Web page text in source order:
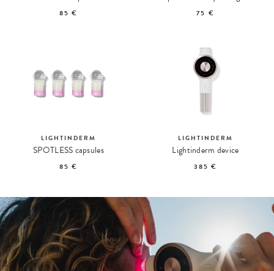
85 € 75 €
LIGHTINDERM
SPOTLESS capsules
85 €
LIGHTINDERM
Lightinderm device
385 €